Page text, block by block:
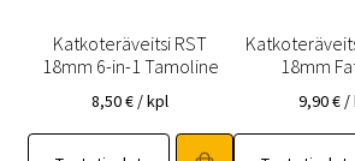
Katkoteräveitsi RST
18mm 6-in-1 Tamoline
8,50€ / kpl
18mm
9,90€ /